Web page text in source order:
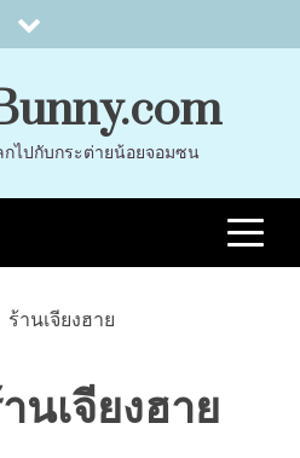
กไปกับกระต่ายน้อยจอมซน
ร้านเจียงฮาย
นเจียงฮาย